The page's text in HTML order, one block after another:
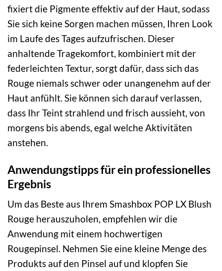
fixiert die Pigmente effektiv auf der Haut, sodass
Sie sich keine Sorgen machen müssen, Ihren Look
im Laufe des Tages aufzufrischen. Dieser
anhaltende Tragekomfort, kombiniert mit der
federleichten Textur, sorgt dafür, dass sich das
Rouge niemals schwer oder unangenehm auf der
Haut anfühlt. Sie können sich darauf verlassen,
dass Ihr Teint strahlend und frisch aussieht, von
morgens bis abends, egal welche Aktivitäten
anstehen.
Anwendungstipps für ein professionelles
Ergebnis
Um das Beste aus Ihrem Smashbox POP LX Blush
Rouge herauszuholen, empfehlen wir die
Anwendung mit einem hochwertigen
Rougepinsel. Nehmen Sie eine kleine Menge des
Produkts auf den Pinsel auf und klopfen Sie